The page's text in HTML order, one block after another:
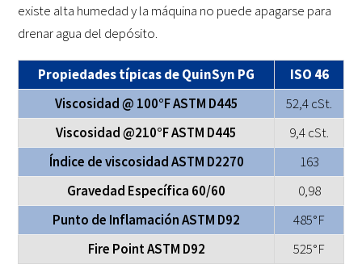
existe alta humedad y la máquina no puede apagarse para
drenar agua del depósito.
Propiedades típicas de QuinSyn PG
ISO 46
Viscosidad @ 100°F ASTM D445
52,4 cSt.
Viscosidad @210°F ASTM D445
9,4 cSt.
Índice de viscosidad ASTM D2270
163
Gravedad Específica 60/60
0,98
Punto de Inflamación ASTM D92
485°F
Fire Point ASTM D92
525°F